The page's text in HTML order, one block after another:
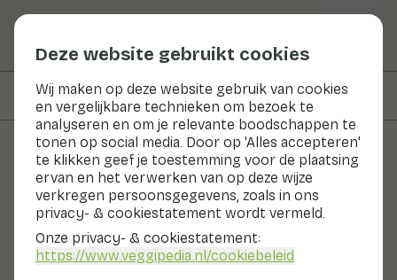
Deze website gebruikt cookies
Wij maken op deze website gebruik van cookies
en vergelijkbare technieken om bezoek te
analyseren en om je relevante boodschappen te
tonen op social media. Door op 'Alles accepteren'
te klikken geef je toestemming voor de plaatsing
ervan en het verwerken van op deze wijze
verkregen persoonsgegevens, zoals in ons
privacy- & cookiestatement wordt vermeld.
Onze privacy- & cookiestatement:
https://www.veggipedia.nl/cookiebeleid
Op deze pagina Informatie
Groenten en fruit
Limon Cress
Nu in seizoen Groenten Koelkast